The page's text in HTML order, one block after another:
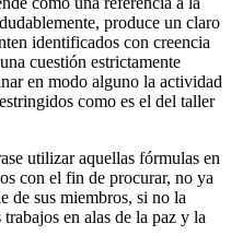
produce un claro
identificados con creencia
cuestión estrictamente
en modo alguno la actividad
como es el del taller
utilizar aquellas fórmulas en
con el fin de procurar, no ya
de sus miembros, si no la
en alas de la paz y la